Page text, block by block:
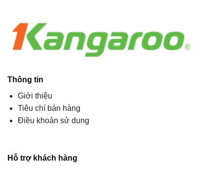
Thông tin
Giới thiệu
Tiêu chí bán hàng
Điều khoản sử dụng
Hỗ trợ khách hàng